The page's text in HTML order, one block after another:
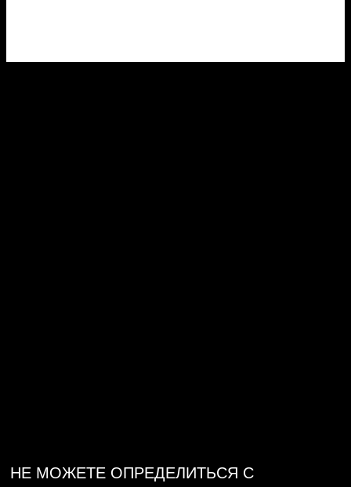
НЕ МОЖЕТЕ ОПРЕДЕЛИТЬСЯ С